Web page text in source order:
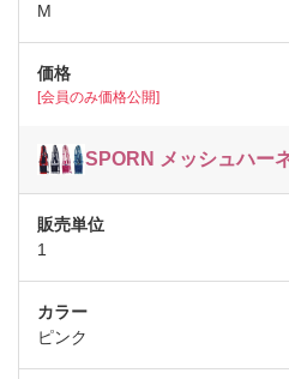
M
[会員のみ価格公開]
SPORN メッシュハー
1
ピンク